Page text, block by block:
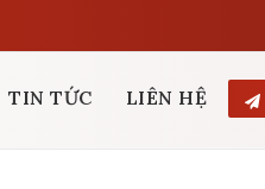
TIN TỨC LIÊN HỆ